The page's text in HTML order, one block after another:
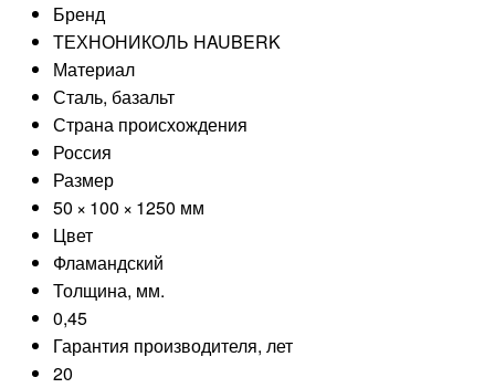
Бренд
ТЕХНОНИКОЛЬ HAUBERK
Материал
Сталь, базальт
Страна происхождения
Россия
Размер
50 × 100 × 1250 мм
Цвет
Фламандский
Толщина, мм.
0,45
Гарантия производителя, лет
20